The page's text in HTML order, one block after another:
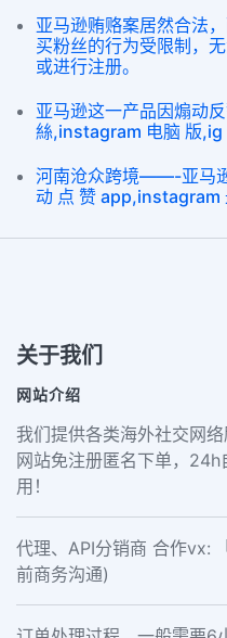
亚马逊贿赂案居然合法
买粉丝的行为受限制，
或进行注册。
亚马逊这一产品因煽动
絲,instagram 电脑 版
河南沧众跨境——-亚马
动 点 赞 app,instagram
关于我们
网站介绍
我们提供各类海外社交网
网站免注册匿名下单，
用！
代理、API分销商 合作vx:
前商务沟通)